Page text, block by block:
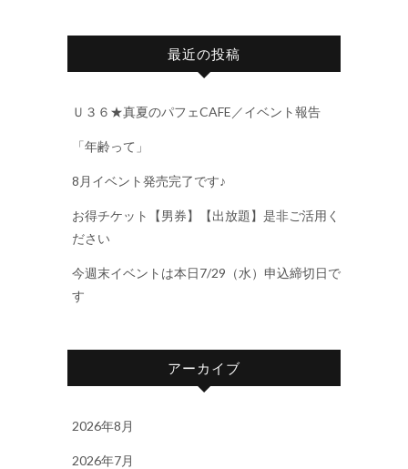
最近の投稿
Ｕ３６★真夏のパフェCAFE／イベント報告
「年齢って」
8月イベント発売完了です♪
お得チケット【男券】【出放題】是非ご活用く
ださい
今週末イベントは本日7/29（水）申込締切日で
す
アーカイブ
2026年8月
2026年7月